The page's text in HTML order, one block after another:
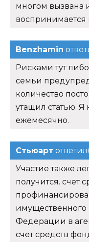
многом вызвана
воспринимается
Benzhamin
Рисками тут
семьи
количество
утащил статью.
ежемесячно.
Стьюарт
Участие также
получится. счет
имущественного
Федерации в
счет средств